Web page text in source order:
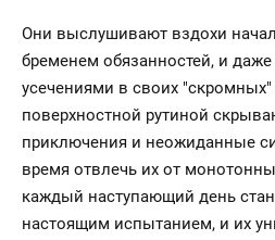
Они выслушивают вздохи
бременем обязанностей, и
усечениями в своих
поверхностной рутиной
приключения и неожиданные
время отвлечь их от
каждый наступающий день
настоящим испытанием, и их